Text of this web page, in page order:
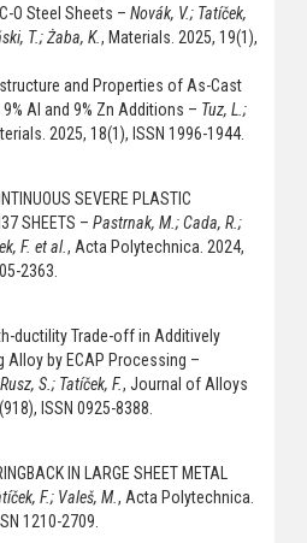
O Steel Sheets – Novák, V.; Tatíček,
T.; Żaba, K., Materials. 2025, 19(1),
and Properties of As-Cast
Al and 9% Zn Additions – Tuz, L.;
2025, 18(1), ISSN 1996-1944.
SEVERE PLASTIC
SHEETS – Pastrnak, M.; Cada, R.;
F. et al., Acta Polytechnica. 2024,
2363.
ductility Trade-off in Additively
Alloy by ECAP Processing –
S.; Tatíček, F., Journal of Alloys
ISSN 0925-8388.
IN LARGE SHEET METAL
F.; Valeš, M., Acta Polytechnica.
1210-2709.